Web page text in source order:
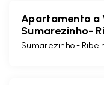
Apartamento a
Sumarezinho-
Sumarezinho -